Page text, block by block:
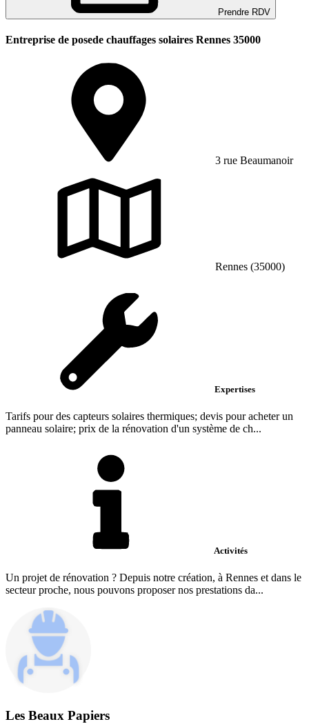
Prendre RDV
Entreprise de posede chauffages solaires Rennes 35000
3 rue Beaumanoir
Rennes (35000)
Expertises
Tarifs pour des capteurs solaires thermiques; devis pour acheter un
panneau solaire; prix de la rénovation d'un système de ch...
Activités
Un projet de rénovation ? Depuis notre création, à Rennes et dans le
secteur proche, nous pouvons proposer nos prestations da...
Les Beaux Papiers